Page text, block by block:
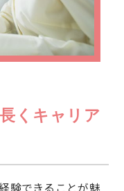
くキャリア